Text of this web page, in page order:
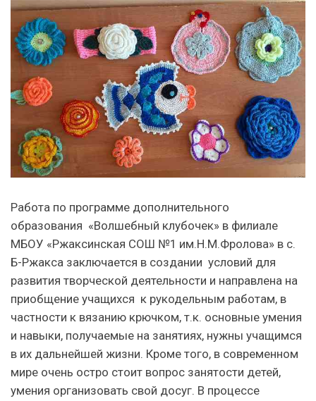
Работа по программе дополнительного
образования «Волшебный клубочек» в филиале
МБОУ «Ржаксинская СОШ №1 им.Н.М.Фролова» в с.
Б-Ржакса заключается в создании условий для
развития творческой деятельности и направлена на
приобщение учащихся к рукодельным работам, в
частности к вязанию крючком, т.к. основные умения
и навыки, получаемые на занятиях, нужны учащимся
в их дальнейшей жизни. Кроме того, в современном
мире очень остро стоит вопрос занятости детей,
умения организовать свой досуг. В процессе